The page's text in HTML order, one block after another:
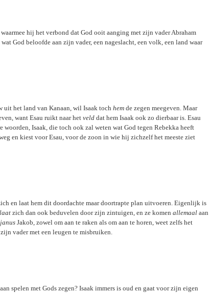
waarmee hij het verbond dat God ooit aanging met zijn vader Abraham
God beloofde aan zijn vader, een nageslacht, een volk, een land waar
uit het land van Kanaan, wil Isaak toch hem de zegen meegeven. Maar
want Esau ruikt naar het veld dat hem Isaak ook zo dierbaar is. Esau
Isaak, die toch ook zal weten wat God tegen Rebekka heeft
en kiest voor Esau, voor de zoon in wie hij zichzelf het meeste ziet
en laat hem dit doordachte maar doortrapte plan uitvoeren. Eigenlijk is
laat zich dan ook beduvelen door zijn zintuigen, en ze komen allemaal aan
Jakob, zowel om aan te raken als om aan te horen, weet zelfs het
vader met een leugen te misbruiken.
spelen met Gods zegen? Isaak immers is oud en gaat voor zijn eigen